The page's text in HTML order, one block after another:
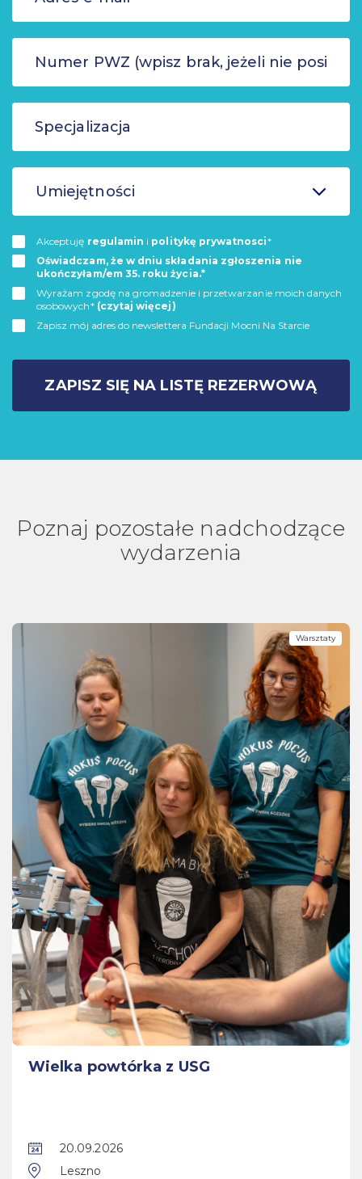
Umiejętności
Akceptuję regulamin i politykę prywatnosci*
Oświadczam, że w dniu składania zgłoszenia nie
ukończyłam/em 35. roku życia.*
Wyrażam zgodę na gromadzenie i przetwarzanie moich danych
osobowych* (czytaj więcej)
Zapisz mój adres do newslettera Fundacji Mocni Na Starcie
ZAPISZ SIĘ NA LISTĘ REZERWOWĄ
Poznaj pozostałe nadchodzące
wydarzenia
Warsztaty
Wielka powtórka z USG
20.09.2026
Leszno